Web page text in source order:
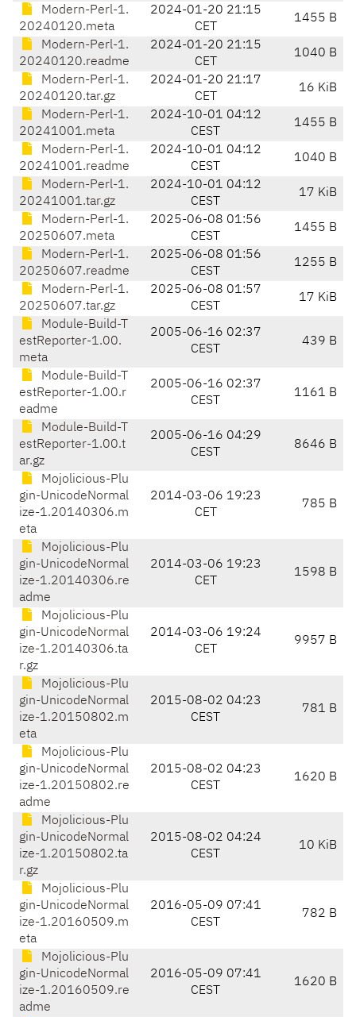
Modern-Perl-1.
20240120.meta
2024-01-20 21:15
CET
1455 B
Modern-Perl-1.
20240120.readme
2024-01-20 21:15
CET
1040 B
Modern-Perl-1.
20240120.tar.gz
2024-01-20 21:17
CET
16 KiB
Modern-Perl-1.
20241001.meta
2024-10-01 04:12
CEST
1455 B
Modern-Perl-1.
20241001.readme
2024-10-01 04:12
CEST
1040 B
Modern-Perl-1.
20241001.tar.gz
2024-10-01 04:12
CEST
17 KiB
Modern-Perl-1.
20250607.meta
2025-06-08 01:56
CEST
1455 B
Modern-Perl-1.
20250607.readme
2025-06-08 01:56
CEST
1255 B
Modern-Perl-1.
20250607.tar.gz
2025-06-08 01:57
CEST
17 KiB
Module-Build-T
estReporter-1.00.
meta
2005-06-16 02:37
CEST
439 B
Module-Build-T
estReporter-1.00.r
eadme
2005-06-16 02:37
CEST
1161 B
Module-Build-T
estReporter-1.00.t
ar.gz
2005-06-16 04:29
CEST
8646 B
Mojolicious-Plu
gin-UnicodeNormal
ize-1.20140306.m
eta
2014-03-06 19:23
CET
785 B
Mojolicious-Plu
gin-UnicodeNormal
ize-1.20140306.re
adme
2014-03-06 19:23
CET
1598 B
Mojolicious-Plu
gin-UnicodeNormal
ize-1.20140306.ta
r.gz
2014-03-06 19:24
CET
9957 B
Mojolicious-Plu
gin-UnicodeNormal
ize-1.20150802.m
eta
2015-08-02 04:23
CEST
781 B
Mojolicious-Plu
gin-UnicodeNormal
ize-1.20150802.re
adme
2015-08-02 04:23
CEST
1620 B
Mojolicious-Plu
gin-UnicodeNormal
ize-1.20150802.ta
r.gz
2015-08-02 04:24
CEST
10 KiB
Mojolicious-Plu
gin-UnicodeNormal
ize-1.20160509.m
eta
2016-05-09 07:41
CEST
782 B
Mojolicious-Plu
gin-UnicodeNormal
ize-1.20160509.re
adme
2016-05-09 07:41
CEST
1620 B